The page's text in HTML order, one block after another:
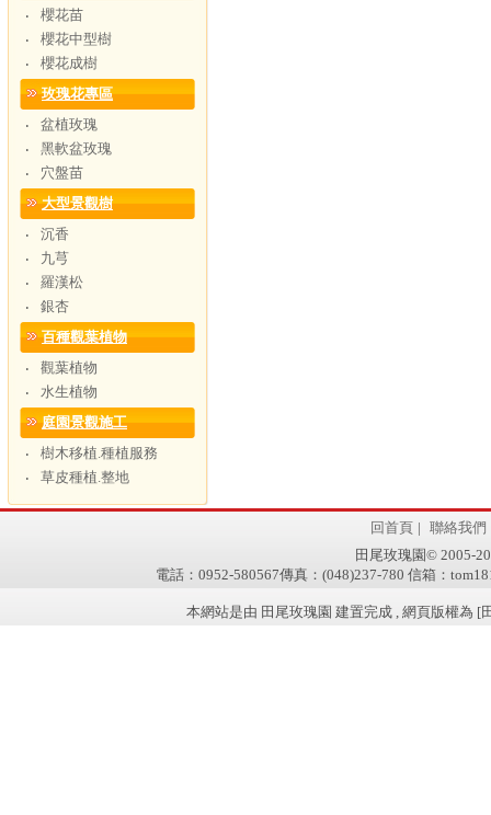
‧
櫻花苗
‧
櫻花中型樹
‧
櫻花成樹
玫瑰花專區
‧
盆植玫瑰
‧
黑軟盆玫瑰
‧
穴盤苗
大型景觀樹
‧
沉香
‧
九芎
‧
羅漢松
‧
銀杏
百種觀葉植物
‧
觀葉植物
‧
水生植物
庭園景觀施工
‧
樹木移植.種植服務
‧
草皮種植.整地
回首頁 | 聯絡我們
田尾玫瑰園© 2005-
電話：0952-580567傳真：(048)237-780 信箱：
本網站是由 田尾玫瑰園 建置完成 , 網頁版權為